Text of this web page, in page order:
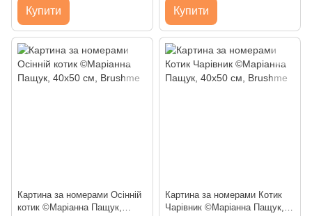
Купити Купити
Картина за номерами Осінній
котик ©Маріанна Пащук,
Картина за номерами Котик
Чарівник ©Маріанна Пащук,